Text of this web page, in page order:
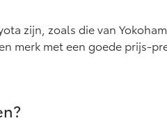
zijn, zoals die van
merk met een goede prijs-